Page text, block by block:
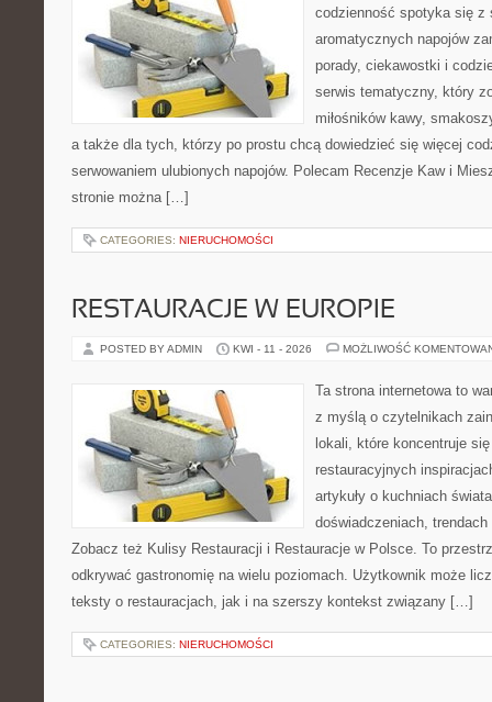
codzienność spotyka się z
aromatycznych napojów
porady, ciekawostki i
serwis tematyczny, który
miłośników kawy,
a także dla tych, którzy po prostu chcą dowiedzieć się więcej
serwowaniem ulubionych napojów. Polecam Recenzje Kaw i
stronie można […]
CATEGORIES: NIERUCHOMOŚCI
RESTAURACJE W EUROPIE
POSTED BY ADMIN KWI - 11 - 2026 MOŻLIWOŚĆ
Ta strona internetowa to
z myślą o czytelnikach
lokali, które koncentruje
restauracyjnych
artykuły o kuchniach
doświadczeniach,
Zobacz też Kulisy Restauracji i Restauracje w Polsce. To
odkrywać gastronomię na wielu poziomach. Użytkownik może
teksty o restauracjach, jak i na szerszy kontekst związany […]
CATEGORIES: NIERUCHOMOŚCI